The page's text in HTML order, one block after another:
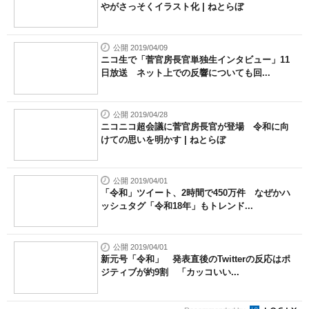
やがさっそくイラスト化 | ねとらぼ
公開 2019/04/09
ニコ生で「菅官房長官単独生インタビュー」11
日放送 ネット上での反響についても回...
公開 2019/04/28
ニコニコ超会議に菅官房長官が登場 令和に向
けての思いを明かす | ねとらぼ
公開 2019/04/01
「令和」ツイート、2時間で450万件 なぜかハ
ッシュタグ「令和18年」もトレンド...
公開 2019/04/01
新元号「令和」 発表直後のTwitterの反応はポ
ジティブが約9割 「カッコいい...